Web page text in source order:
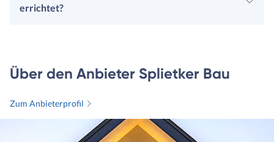
errichtet?
Über den Anbieter Splietker Bau
Zum Anbieterprofil